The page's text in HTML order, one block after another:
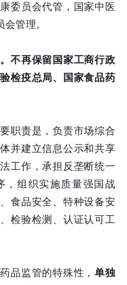
委员会代管，国家中医
管理。
不再保留国家工商行政
检疫总局、国家食品药
职责是，负责市场综合
并建立信息公示和共享
工作，承担反垄断统一
，组织实施质量强国战
食品安全、特种设备安
检验检测、认证认可工
品监管的特殊性，单独